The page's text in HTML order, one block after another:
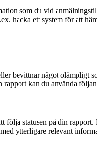
som du vid
hacka ett system för att
bevittnar något
kan du använda
statusen på din
ytterligare relevant